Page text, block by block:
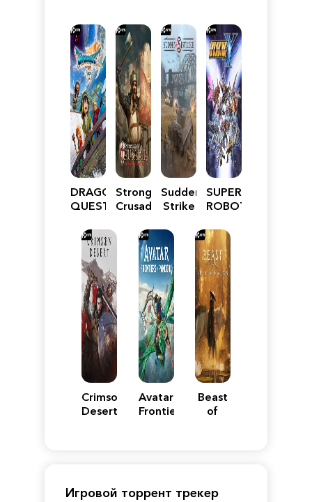
DRAGON
QUEST
Reimagined
Stronghold
Crusader:
Edition
Sudden
Strike
SUPER
ROBOT
Y
Crimson
Desert
Avatar:
Frontiers
Beast
of
Игровой торрент трекер